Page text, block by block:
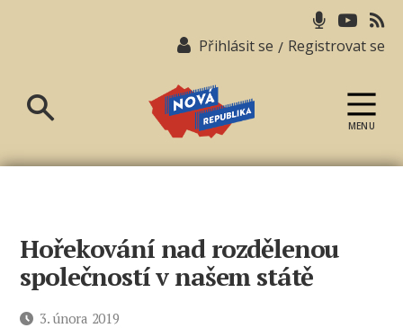
Přihlásit se / Registrovat se
republika
MENU
Hořekování nad rozdělenou
společností v našem státě
Datum3. února 2019